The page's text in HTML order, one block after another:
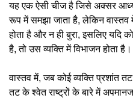
यह एक ऐसी चीज है जिसे अक्सर
रूप में समझा जाता है, लेकिन वास्तव
होता है और न ही बुरा, इसलिए यदि
है, तो उस व्यक्ति में विभाजन होता है।
वास्तव में, जब कोई व्यक्ति प्रशांत
तट के श्वेत राष्ट्रों के बारे में